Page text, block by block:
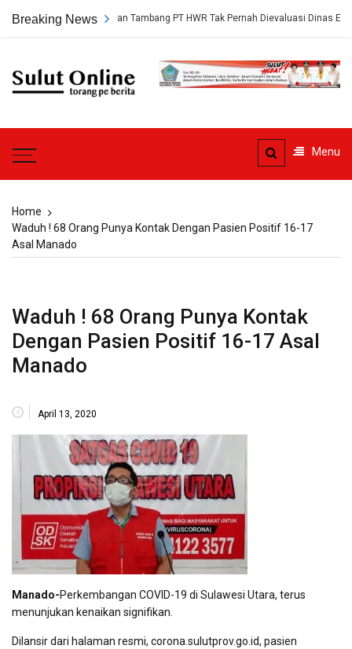
Breaking News
Persetujuan Tambang PT HWR Tak Pernah Dievaluasi Dinas ESDM
Sulut
Menu
Home
Waduh ! 68 Orang Punya Kontak Dengan Pasien Positif 16-17
Asal Manado
Waduh ! 68 Orang Punya Kontak
Dengan Pasien Positif 16-17 Asal
Manado
April 13, 2020
Manado-Perkembangan COVID-19 di Sulawesi Utara, terus
menunjukan kenaikan signifikan.
Dilansir dari halaman resmi, corona.sulutprov.go.id, pasien